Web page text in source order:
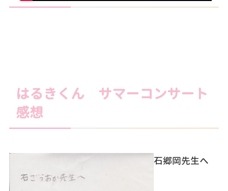
はるきくん サマーコンサート
感想
石郷岡先生へ